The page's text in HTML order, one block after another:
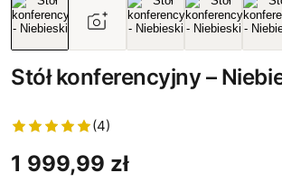
Stół konferencyjny –
(4)
1 999,99 zł